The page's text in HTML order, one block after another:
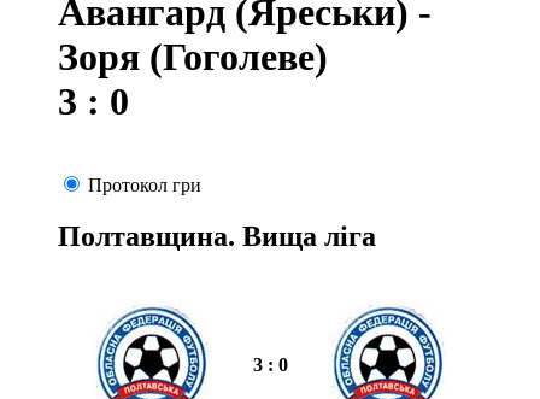
Авангард (Яреськи) -
Зоря (Гоголеве)
3 : 0
Протокол гри
Полтавщина. Вища ліга
3 : 0